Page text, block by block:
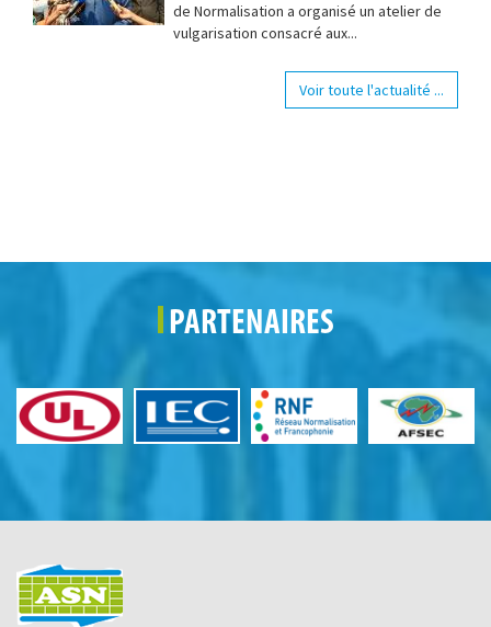
de Normalisation a organisé un atelier de
vulgarisation consacré aux...
Voir toute l'actualité ...
PARTENAIRES